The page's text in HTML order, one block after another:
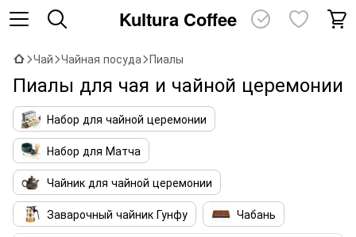
Kultura Coffee
Чай Чайная посуда Пиалы
Пиалы для чая и чайной церемонии
Набор для чайной церемонии
Набор для Матча
Чайник для чайной церемонии
Заварочный чайник Гунфу
Чабань